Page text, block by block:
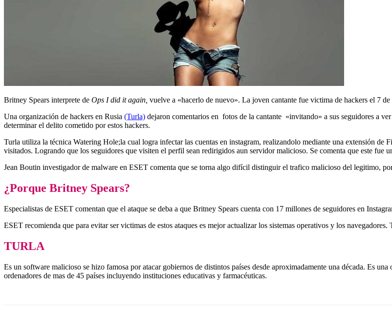
Britney Spears interprete de Ops I did it again, vuelve a «hacerlo de nuevo». La joven cantante fue victima de hackers el 7
Una organización de hackers en Rusia (Turla) dejaron comentarios en fotos de la cantante «invitando» a sus seguidores a
determinar el delito cometido por estos hackers.
Turla utiliza la técnica Watering Hole;la cual logra infectar las cuentas en instagram, realizandolo mediante una extensión de
visitados. Logrando que los seguidores que visiten el perfil sean redirigidos aun servidor malicioso. Se comenta que este fue
Jean Boutin investigador de malware en ESET comenta que se torna algo difícil distinguir el trafico malicioso del legitimo,
¿Porque Britney Spears?
Especialistas de ESET comentan que el ataque se deba a que Britney Spears cuenta con 17 millones de seguidores en
ESET recomienda que para evitar ser victimas de estos ataques es mejor actualizar los sistemas operativos y los
TURLA
Es un software malicioso se hizo famosa por atacar gobiernos de distintos países desde aproximadamente una década. Es
ordenadores de mas de 45 países incluyendo instituciones educativas y farmacéuticas.